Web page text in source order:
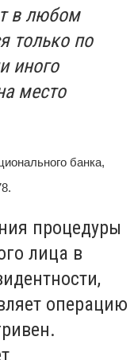
в любом
только по
иного
место
банка,
процедуры
лица в
операцию